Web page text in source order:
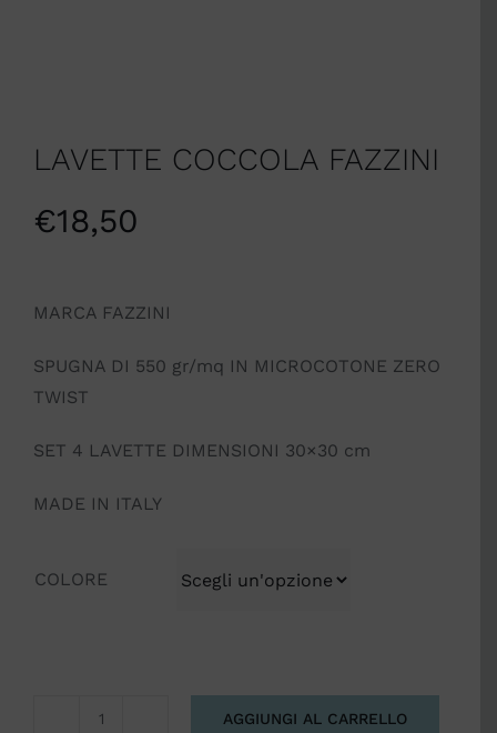
LAVETTE COCCOLA FAZZINI
€18,50
MARCA FAZZINI
SPUGNA DI 550 gr/mq IN MICROCOTONE ZERO
TWIST
SET 4 LAVETTE DIMENSIONI 30×30 cm
MADE IN ITALY
COLORE
AGGIUNGI AL CARRELLO